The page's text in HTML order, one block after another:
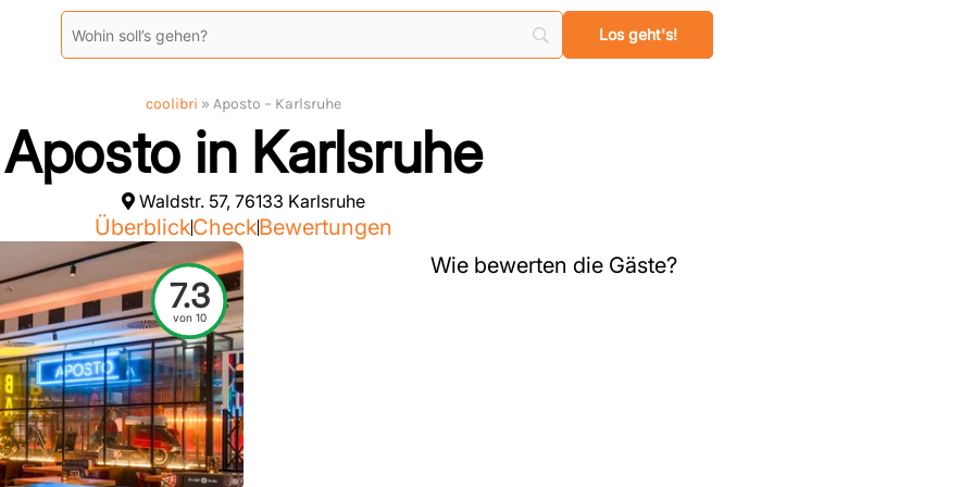
coolibri » Aposto – Karlsruhe
Aposto in Karlsruhe
Waldstr. 57, 76133 Karlsruhe
ÜberblickCheckBewertungen
7.3
von 10
Wie bewerten die Gäste?